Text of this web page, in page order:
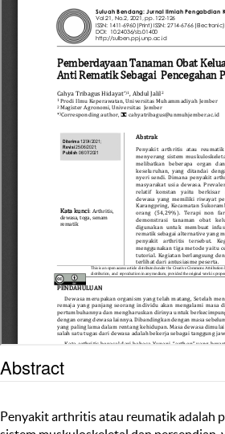
Abstract
Penyakit arthritis atau reumatik adalah